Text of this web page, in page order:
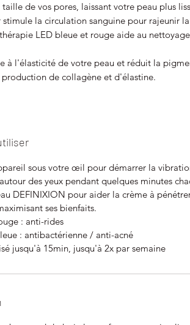
de vos pores, laissant votre peau plus
stimule la circulation sanguine pour rajeunir
LED bleue et rouge aide au
à l'élasticité de votre peau et réduit la
production de collagène et d'élastine.
sous votre œil pour démarrer la
des yeux pendant quelques minutes
DEFINIXION pour aider la crème à
ses bienfaits.
: anti-rides
: antibactérienne / anti-acné
jusqu'à 15min, jusqu'à 2x par semaine